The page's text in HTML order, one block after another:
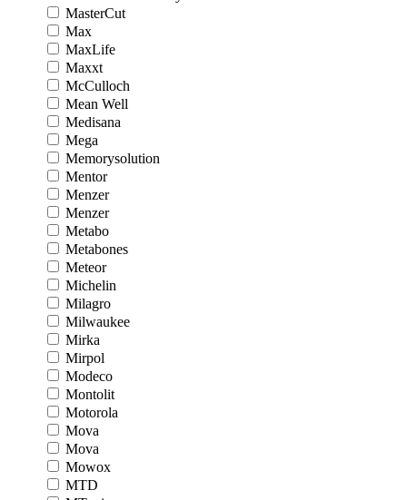
MasterCut
Max
MaxLife
Maxxt
McCulloch
Mean Well
Medisana
Mega
Memorysolution
Mentor
Menzer
Menzer
Metabo
Metabones
Meteor
Michelin
Milagro
Milwaukee
Mirka
Mirpol
Modeco
Montolit
Motorola
Mova
Mova
Mowox
MTD